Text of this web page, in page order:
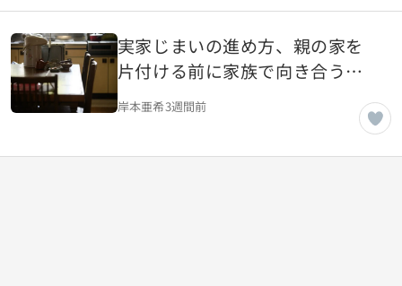
実家じまいの進め方、親の家を
片付ける前に家族で向き合うべ
き現実
岸本亜希3週間前